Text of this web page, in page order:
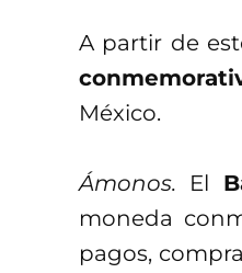
A partir de
México.
Ámonos. El
moneda
pagos,